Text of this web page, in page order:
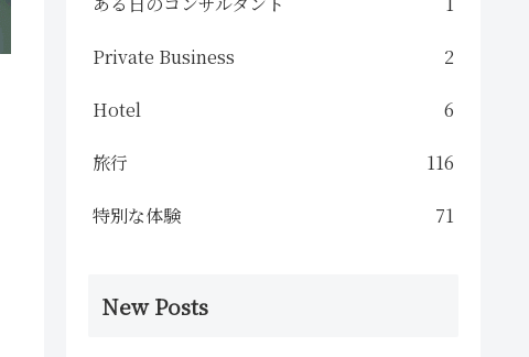
Private Business 2
Hotel 6
旅行 116
特別な体験 71
New Posts